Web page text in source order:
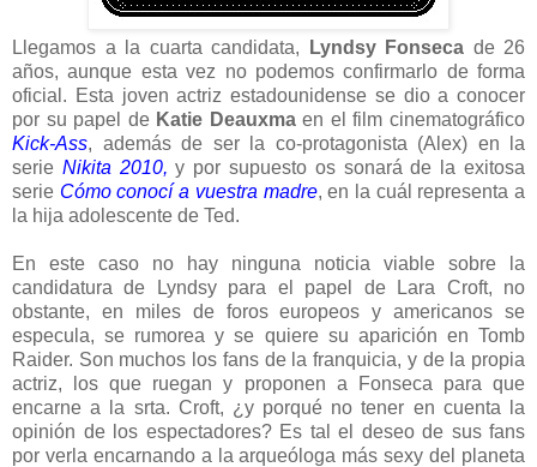
Llegamos a la cuarta candidata, Lyndsy Fonseca de 26
años, aunque esta vez no podemos confirmarlo de forma
oficial. Esta joven actriz estadounidense se dio a conocer
por su papel de Katie Deauxmaen el film cinematográfico
Kick-Ass, además de ser la co-protagonista (Alex) en la
serie Nikita 2010,y por supuesto os sonará de la exitosa
serie Cómo conocí a vuestra madre, en la cuál representa a
la hija adolescente de Ted.
En este caso no hay ninguna noticia viable sobre la
candidatura de Lyndsy para el papel de Lara Croft, no
obstante, en miles de foros europeos y americanos se
especula, se rumorea y se quiere su aparición en Tomb
Raider. Son muchos los fans de la franquicia, y de la propia
actriz, los que ruegan y proponen a Fonseca para que
encarne a la srta. Croft, ¿y porqué no tener en cuenta la
opinión de los espectadores? Es tal el deseo de sus fans
por verla encarnando a la arqueóloga más sexy del planeta